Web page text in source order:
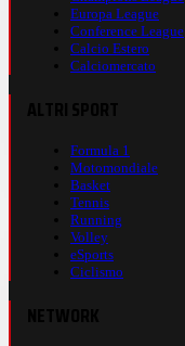
Europa League
Conference League
Calcio Estero
Calciomercato
Formula 1
Motomondiale
Basket
Tennis
Running
Volley
eSports
Ciclismo